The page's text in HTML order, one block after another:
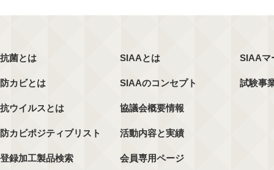
抗菌とは
防カビとは
抗ウイルスとは
防カビポジティブリスト
登録加工製品検索
SIAAとは
SIAAのコンセプト
協議会概要情報
活動内容と実績
会員専用ページ
SIAAマ
試験事